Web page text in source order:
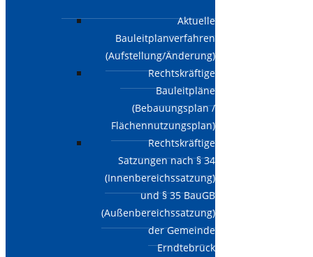
Aktuelle
Bauleitplanverfahren
(Aufstellung/Änderung)
Rechtskräftige
Bauleitpläne
(Bebauungsplan /
Flächennutzungsplan)
Rechtskräftige
Satzungen nach § 34
(Innenbereichssatzung)
und § 35 BauGB
(Außenbereichssatzung)
der Gemeinde
Erndtebrück